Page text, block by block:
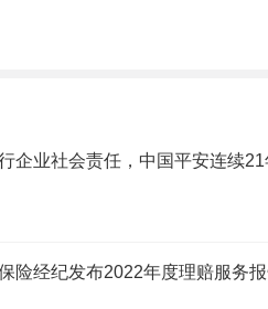
企业社会责任，中国平安连续
险经纪发布2022年度理赔服务